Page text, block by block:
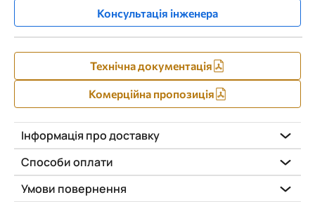
Консультація інженера
Технічна документація
Комерційна пропозиція
Інформація про доставку
Способи оплати
Умови повернення